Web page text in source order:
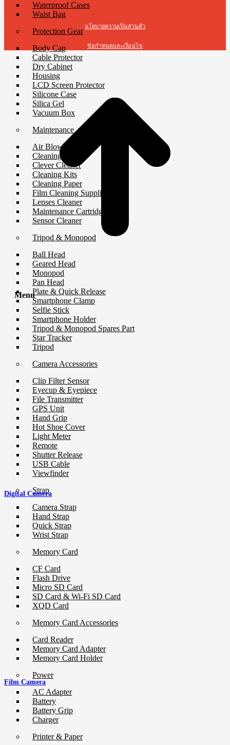
Waterproof Cases
Waist Bag
Protection Gear
Body Cap
Cable Protector
Dry Cabinet
Housing
LCD Screen Protector
Silicone Case
Silica Gel
Vacuum Box
Maintenance
Air Blower
Cleaning Cloth
Clever Cleaner
Cleaning Kits
Cleaning Paper
Film Cleaning Supplies
Lenses Cleaner
Maintenance Cartridge
Sensor Cleaner
Tripod & Monopod
Ball Head
Geared Head
Monopod
Pan Head
Plate & Quick Release
Smartphone Clamp
Selfie Stick
Smartphone Holder
Tripod & Monopod Spares Part
Star Tracker
Tripod
Camera Accessories
Clip Filter Sensor
Eyecup & Eyepiece
File Transmitter
GPS Unit
Hand Grip
Hot Shoe Cover
Light Meter
Remote
Shutter Release
USB Cable
Viewfinder
Strap
Camera Strap
Hand Strap
Quick Strap
Wrist Strap
Memory Card
CF Card
Flash Drive
Micro SD Card
SD Card & Wi-Fi SD Card
XQD Card
Memory Card Accessories
Card Reader
Memory Card Adapter
Memory Card Holder
Power
AC Adapter
Battery
Battery Grip
Charger
Printer & Paper
นโยบายความเป็นส่วนตัว
ข้อกำหนดและเงื่อนไข
Menu
Digital Camera
Film Camera